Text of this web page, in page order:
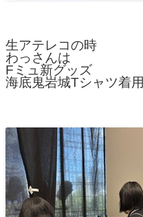
生アテレコの時
わっさんは
Fミュ新グッズ
海底鬼岩城Tシャツ着用